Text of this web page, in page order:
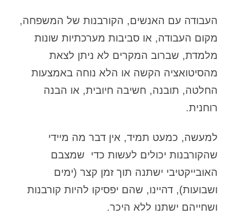
העבודה עם האנשים, הקורבנות של המשפחה,
מקום העבודה, או סביבות מערכתיות שונות
מלמדת, שברוב המקרים לא ניתן לצאת
מהסיטואציה הקשה או הלא נוחה באמצעות
החלטה, תובנה, חשיבה חיובית, או הבנה
רוחנית.
למעשה, כמעט תמיד, אין דבר מה מיידי
שהקורבנות יכולים לעשות כדי שמצבם
האובייקטיבי ישתנה תוך זמן קצר (ימים
ושבועות), דהיינו, שהם יפסיקו להיות קורבנות
ושחייהם ישתנו ללא היכר.